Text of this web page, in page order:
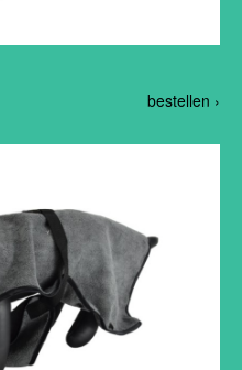
bestellen ›